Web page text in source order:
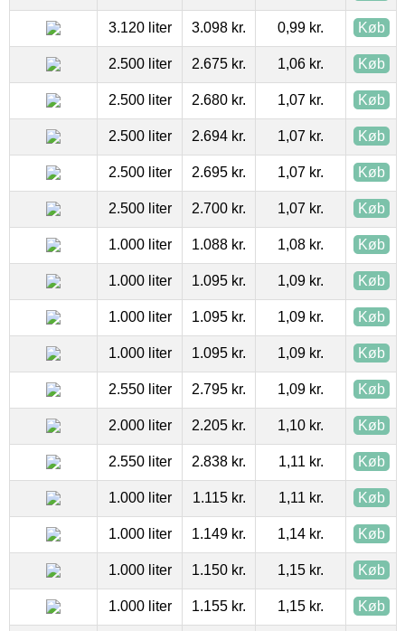
3.120 liter 3.098 kr. 0,99 kr. Køb
2.500 liter 2.675 kr. 1,06 kr. Køb
2.500 liter 2.680 kr. 1,07 kr. Køb
2.500 liter 2.694 kr. 1,07 kr. Køb
2.500 liter 2.695 kr. 1,07 kr. Køb
2.500 liter 2.700 kr. 1,07 kr. Køb
1.000 liter 1.088 kr. 1,08 kr. Køb
1.000 liter 1.095 kr. 1,09 kr. Køb
1.000 liter 1.095 kr. 1,09 kr. Køb
1.000 liter 1.095 kr. 1,09 kr. Køb
2.550 liter 2.795 kr. 1,09 kr. Køb
2.000 liter 2.205 kr. 1,10 kr. Køb
2.550 liter 2.838 kr. 1,11 kr. Køb
1.000 liter 1.115 kr. 1,11 kr. Køb
1.000 liter 1.149 kr. 1,14 kr. Køb
1.000 liter 1.150 kr. 1,15 kr. Køb
1.000 liter 1.155 kr. 1,15 kr. Køb